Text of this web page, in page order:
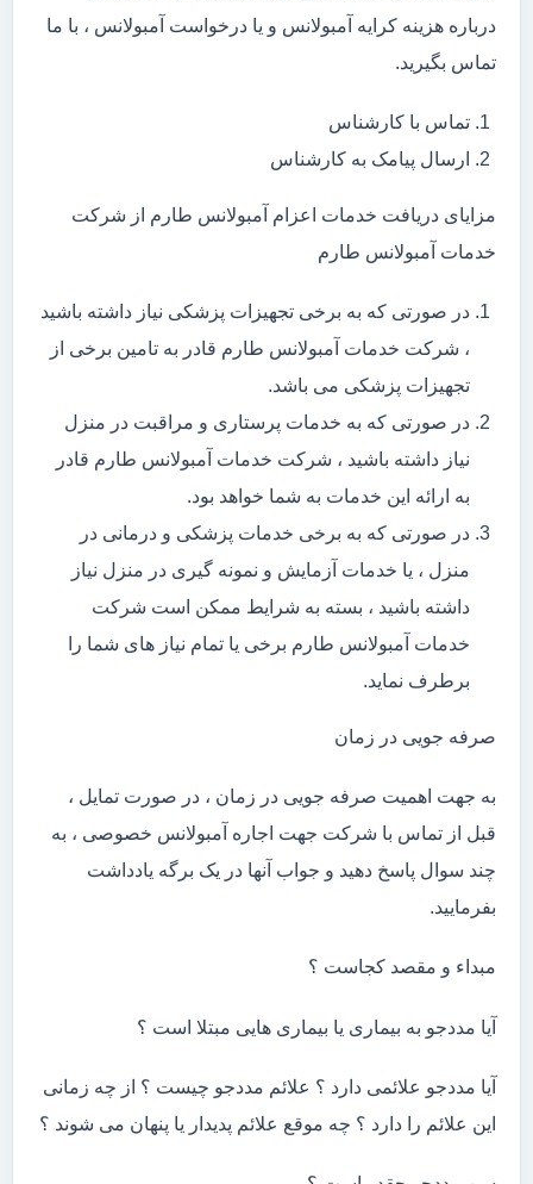
درباره هزینه کرایه آمبولانس و یا درخواست آمبولانس ، با ما
تماس بگیرید.
تماس با کارشناس
ارسال پیامک به کارشناس
مزایای دریافت خدمات اعزام آمبولانس طارم از شرکت
خدمات آمبولانس طارم
در صورتی که به برخی تجهیزات پزشکی نیاز داشته باشید
، شرکت خدمات آمبولانس طارم قادر به تامین برخی از
تجهیزات پزشکی می باشد.
در صورتی که به خدمات پرستاری و مراقبت در منزل
نیاز داشته باشید ، شرکت خدمات آمبولانس طارم قادر
به ارائه این خدمات به شما خواهد بود.
در صورتی که به برخی خدمات پزشکی و درمانی در
منزل ، یا خدمات آزمایش و نمونه گیری در منزل نیاز
داشته باشید ، بسته به شرایط ممکن است شرکت
خدمات آمبولانس طارم برخی یا تمام نیاز های شما را
برطرف نماید.
صرفه جویی در زمان
به جهت اهمیت صرفه جویی در زمان ، در صورت تمایل ،
قبل از تماس با شرکت جهت اجاره آمبولانس خصوصی ، به
چند سوال پاسخ دهید و جواب آنها در یک برگه یادداشت
بفرمایید.
مبداء و مقصد کجاست ؟
آیا مددجو به بیماری یا بیماری هایی مبتلا است ؟
آیا مددجو علائمی دارد ؟ علائم مددجو چیست ؟ از چه زمانی
این علائم را دارد ؟ چه موقع علائم پدیدار یا پنهان می شوند ؟